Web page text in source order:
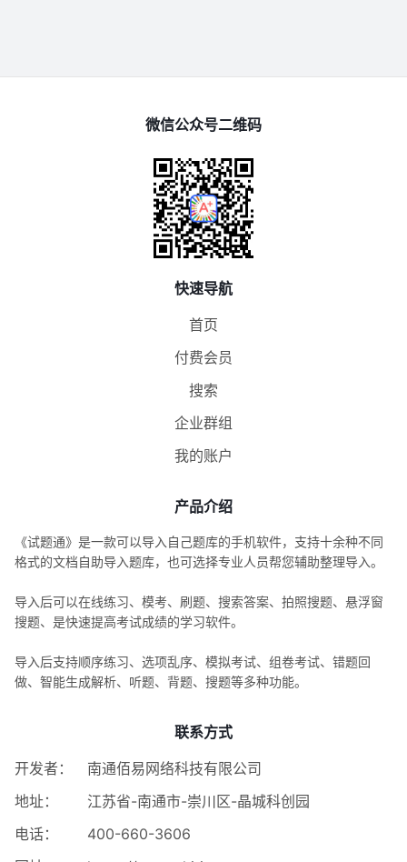
微信公众号二维码
快速导航
首页
付费会员
搜索
企业群组
我的账户
产品介绍
《试题通》是一款可以导入自己题库的手机软件，支持十余种不同
格式的文档自助导入题库，也可选择专业人员帮您辅助整理导入。
导入后可以在线练习、模考、刷题、搜索答案、拍照搜题、悬浮窗
搜题、是快速提高考试成绩的学习软件。
导入后支持顺序练习、选项乱序、模拟考试、组卷考试、错题回
做、智能生成解析、听题、背题、搜题等多种功能。
联系方式
开发者：
南通佰易网络科技有限公司
地址：
江苏省-南通市-崇川区-晶城科创园
电话：
400-660-3606